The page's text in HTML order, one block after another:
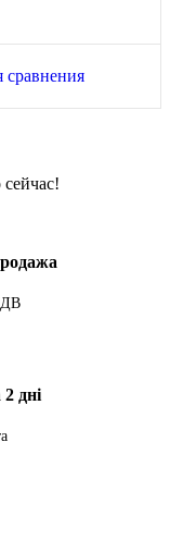
сравнения
сейчас!
дні